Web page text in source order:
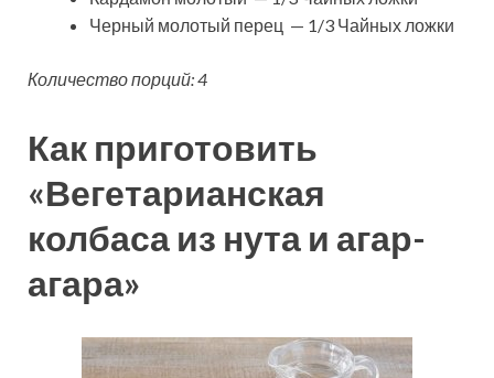
Черный молотый перец — 1/3 Чайных ложки
Количество порций: 4
Как приготовить
«Вегетарианская
колбаса из нута и агар-
агара»